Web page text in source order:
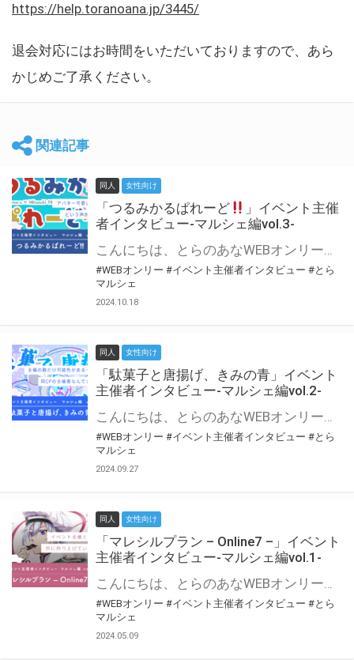
https://help.toranoana.jp/3445/
退会対応にはお時間をいただいておりますので、あら
かじめご了承ください。
関連記事
同人 女性向け
「つるみかるぱれーど
」イベント主催
者インタビュー-マルシェ編vol.3-
こんにちは、とらのあなWEBオンリー運営スタッフです。 新たにお届けする、イベント主催者インタビュー-マルシェ編-は、 とらのあなWEBオンリー「マルシェ」をご利用した主催様に 「マルシェ」を使って開催した感想や心がけをお聞きする企画です。 今回は、WEBオンリー初開催「つるみかるぱれーど
#WEBオンリー #イベント主催者インタビュー #とら
マルシェ
2024.10.18
同人 女性向け
「駄菓子と唐揚げ、きみの青」イベント
主催者インタビュー-マルシェ編vol.2-
こんにちは、とらのあなWEBオンリー運営スタッフです。 新たにお届けする、イベント主催者インタビュー-マルシェ編-は、 とらのあなWEBオンリー「マルシェ」をご利用の主催様に 「マルシェ」を使ってイベントを開催した感想や心がけをお聞きする企画です。 今回は、WEBオンリー初開催「駄菓子と唐揚げ、きみの青」より、 主催のぎこ六屋様にお話を伺いました。 協力：ぎこ六屋様／イベント公式Twitter（@krkgwks） とらのあなWEBオンリー「マルシェ」とは？ WEBオンリーでリアルタイムでコミュニケーションがとれるオンライン会場です。
#WEBオンリー #イベント主催者インタビュー #とら
マルシェ
2024.09.27
同人 女性向け
「マレシルプラン – Online7 –」イベント
主催者インタビュー-マルシェ編vol.1-
こんにちは、とらのあなWEBオンリー運営スタッフです。 新たにお届けする、イベント主催者インタビュー-マルシェ編-は、 とらのあなWEBオンリー「マルシェ」をご利用した主催様に 「マルシェ」を使って開催した感想や心がけをお聞きする企画です。 今回は、WEBオンリー開催7回目迎えた「マレシルプラン – Online7 –」より、 主催の玉川うた様にお話を伺いました。 ▼マレシルプランのインタビュー前回記事 「イベント主催者インタビュー vol.6」はこちら 協力：玉川うた様（マレシルプラン実行委員会 代表）／イベント公式Twitter（@mallesil_plan） とらのあなWEBオンリー「マルシェ」とは？ WEBオンリーでリアルタイムでコミュニケーションがとれるオンライン会場です。
#WEBオンリー #イベント主催者インタビュー #とら
マルシェ
2024.05.09